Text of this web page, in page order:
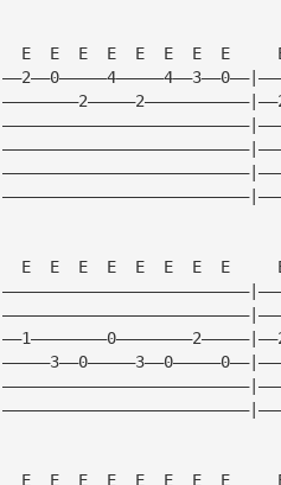
E  E  E  E  E  E  E  E
E  E  E  E  E  E  E  E
E  E  E  E  E  E  E  E